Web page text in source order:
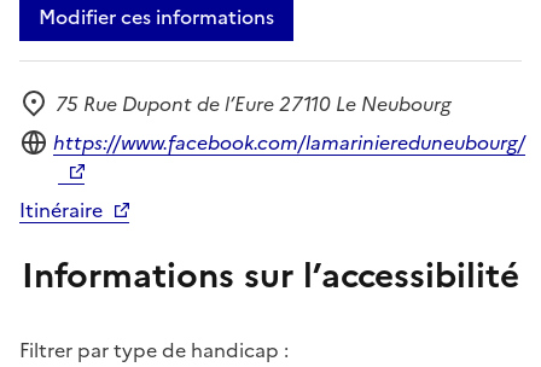
Modifier ces informations
Adresse
75 Rue Dupont de l’Eure 27110 Le Neubourg
Site internet
https://www.facebook.com/lamariniereduneubourg/
Itinéraire
Informations sur l’accessibilité
Filtrer par type de handicap :